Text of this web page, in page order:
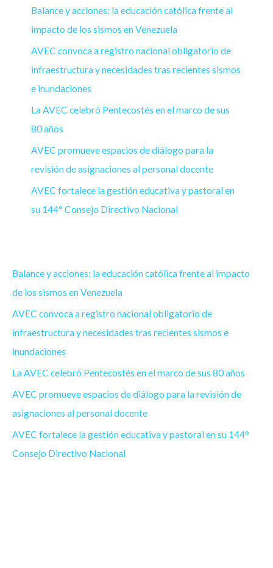
Balance y acciones: la educación católica frente al
impacto de los sismos en Venezuela
AVEC convoca a registro nacional obligatorio de
infraestructura y necesidades tras recientes sismos
e inundaciones
La AVEC celebró Pentecostés en el marco de sus
80 años
AVEC promueve espacios de diálogo para la
revisión de asignaciones al personal docente
AVEC fortalece la gestión educativa y pastoral en
su 144° Consejo Directivo Nacional
Balance y acciones: la educación católica frente al impacto
de los sismos en Venezuela
AVEC convoca a registro nacional obligatorio de
infraestructura y necesidades tras recientes sismos e
inundaciones
La AVEC celebró Pentecostés en el marco de sus 80 años
AVEC promueve espacios de diálogo para la revisión de
asignaciones al personal docente
AVEC fortalece la gestión educativa y pastoral en su 144°
Consejo Directivo Nacional